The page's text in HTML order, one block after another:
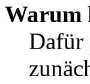
Warum
Dafür